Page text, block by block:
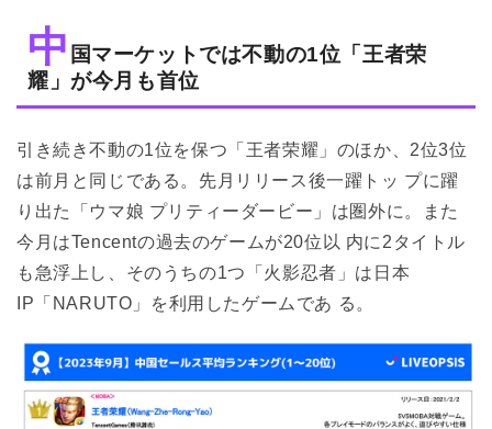
中 国マーケットでは不動の1位「王者荣
耀」が今月も首位
引き続き不動の1位を保つ「王者荣耀」のほか、2位3位
は前月と同じである。先月リリース後一躍トッ プに躍
り出た「ウマ娘 プリティーダービー」は圏外に。また
今月はTencentの過去のゲームが20位以 内に2タイトル
も急浮上し、そのうちの1つ「火影忍者」は日本
IP「NARUTO」を利用したゲームであ る。